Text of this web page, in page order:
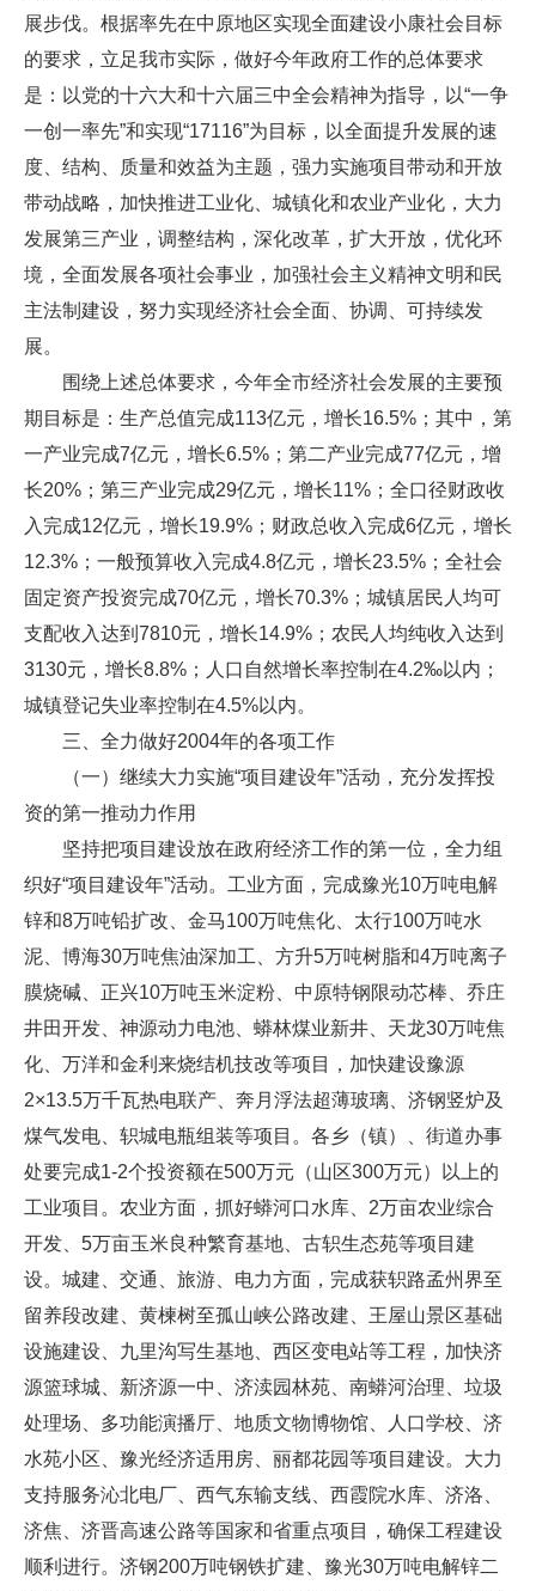
展步伐。根据率先在中原地区实现全面建设小康社会目标
的要求，立足我市实际，做好今年政府工作的总体要求
是：以党的十六大和十六届三中全会精神为指导，以“一争
一创一率先”和实现“17116”为目标，以全面提升发展的速
度、结构、质量和效益为主题，强力实施项目带动和开放
带动战略，加快推进工业化、城镇化和农业产业化，大力
发展第三产业，调整结构，深化改革，扩大开放，优化环
境，全面发展各项社会事业，加强社会主义精神文明和民
主法制建设，努力实现经济社会全面、协调、可持续发
展。
围绕上述总体要求，今年全市经济社会发展的主要预
期目标是：生产总值完成113亿元，增长16.5%；其中，第
一产业完成7亿元，增长6.5%；第二产业完成77亿元，增
长20%；第三产业完成29亿元，增长11%；全口径财政收
入完成12亿元，增长19.9%；财政总收入完成6亿元，增长
12.3%；一般预算收入完成4.8亿元，增长23.5%；全社会
固定资产投资完成70亿元，增长70.3%；城镇居民人均可
支配收入达到7810元，增长14.9%；农民人均纯收入达到
3130元，增长8.8%；人口自然增长率控制在4.2‰以内；
城镇登记失业率控制在4.5%以内。
三、全力做好2004年的各项工作
（一）继续大力实施“项目建设年”活动，充分发挥投
资的第一推动力作用
坚持把项目建设放在政府经济工作的第一位，全力组
织好“项目建设年”活动。工业方面，完成豫光10万吨电解
锌和8万吨铅扩改、金马100万吨焦化、太行100万吨水
泥、博海30万吨焦油深加工、方升5万吨树脂和4万吨离子
膜烧碱、正兴10万吨玉米淀粉、中原特钢限动芯棒、乔庄
井田开发、神源动力电池、蟒林煤业新井、天龙30万吨焦
化、万洋和金利来烧结机技改等项目，加快建设豫源
2×13.5万千瓦热电联产、奔月浮法超薄玻璃、济钢竖炉及
煤气发电、轵城电瓶组装等项目。各乡（镇）、街道办事
处要完成1-2个投资额在500万元（山区300万元）以上的
工业项目。农业方面，抓好蟒河口水库、2万亩农业综合
开发、5万亩玉米良种繁育基地、古轵生态苑等项目建
设。城建、交通、旅游、电力方面，完成获轵路孟州界至
留养段改建、黄楝树至孤山峡公路改建、王屋山景区基础
设施建设、九里沟写生基地、西区变电站等工程，加快济
源篮球城、新济源一中、济渎园林苑、南蟒河治理、垃圾
处理场、多功能演播厅、地质文物博物馆、人口学校、济
水苑小区、豫光经济适用房、丽都花园等项目建设。大力
支持服务沁北电厂、西气东输支线、西霞院水库、济洛、
济焦、济晋高速公路等国家和省重点项目，确保工程建设
顺利进行。济钢200万吨钢铁扩建、豫光30万吨电解锌二